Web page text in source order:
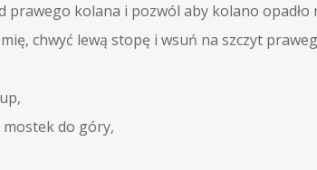
kolana i pozwól aby kolano opadło
chwyć lewą stopę i wsuń na szczyt
do góry,